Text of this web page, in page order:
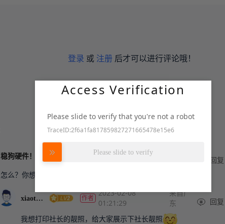
登录 或 注册 后才可以进行评论哦！
稳狗硬件！ 2023-02-07 14:17:44 来自江苏 回复
怎么？你想整点色色的PCB？
xiaotian 作者
2023-02-08
01:21:29
来自广
东
回复
我想打印社长的靓照，给大家展示下社长靓照
Access Verification
Please slide to verify that you're not a robot
TraceID:2f6a1fa817859827271665478e15e6
Please slide to verify